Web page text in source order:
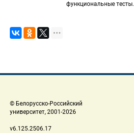
функциональные тесты.
© Белорусско-Российский
университет, 2001-2026
v6.125.2506.17